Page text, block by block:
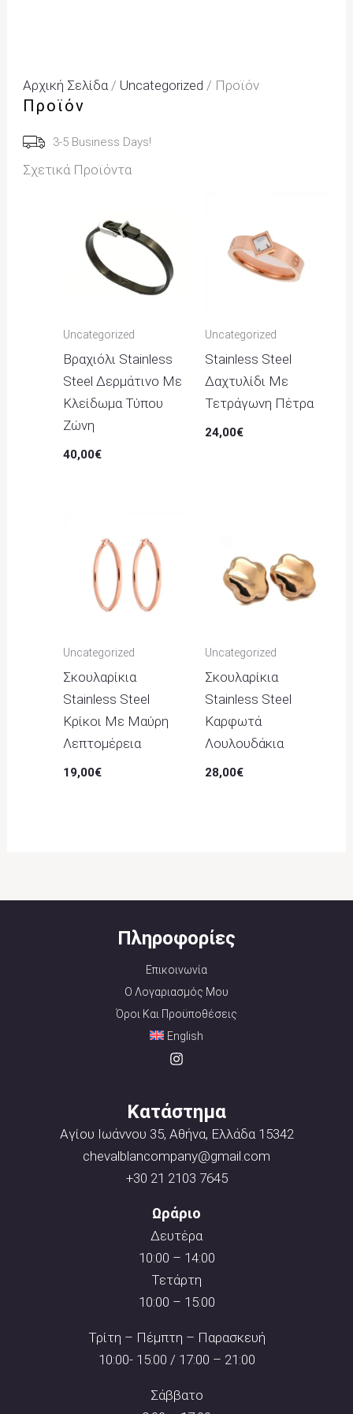
Αρχική Σελίδα / Uncategorized / Προϊόν
Προϊόν
3-5 Business Days!
Σχετικά Προϊόντα
Uncategorized
Βραχιόλι Stainless
Steel Δερμάτινο Με
Κλείδωμα Τύπου
Ζώνη
40,00€
Uncategorized
Stainless Steel
Δαχτυλίδι Με
Τετράγωνη Πέτρα
24,00€
Uncategorized
Σκουλαρίκια
Stainless Steel
Κρίκοι Με Μαύρη
Λεπτομέρεια
19,00€
Uncategorized
Σκουλαρίκια
Stainless Steel
Καρφωτά
Λουλουδάκια
28,00€
Πληροφορίες
Επικοινωνία
Ο Λογαριασμός Μου
Όροι Και Προϋποθέσεις
English
Κατάστημα
Αγίου Ιωάννου 35, Αθήνα, Ελλάδα 15342
chevalblancompany@gmail.com
+30 21 2103 7645
Ωράριο
Δευτέρα
10:00 – 14:00
Τετάρτη
10:00 – 15:00
Τρίτη – Πέμπτη – Παρασκευή
10:00- 15:00 / 17:00 – 21:00
Σάββατο